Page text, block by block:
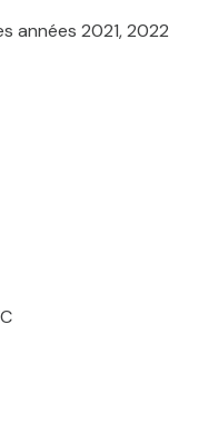
années 2021, 2022